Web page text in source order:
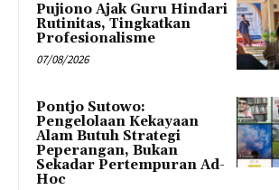
Pujiono Ajak Guru Hindari
Rutinitas, Tingkatkan
Profesionalisme
07/08/2026
Pontjo Sutowo:
Pengelolaan Kekayaan
Alam Butuh Strategi
Peperangan, Bukan
Sekadar Pertempuran Ad-
Hoc